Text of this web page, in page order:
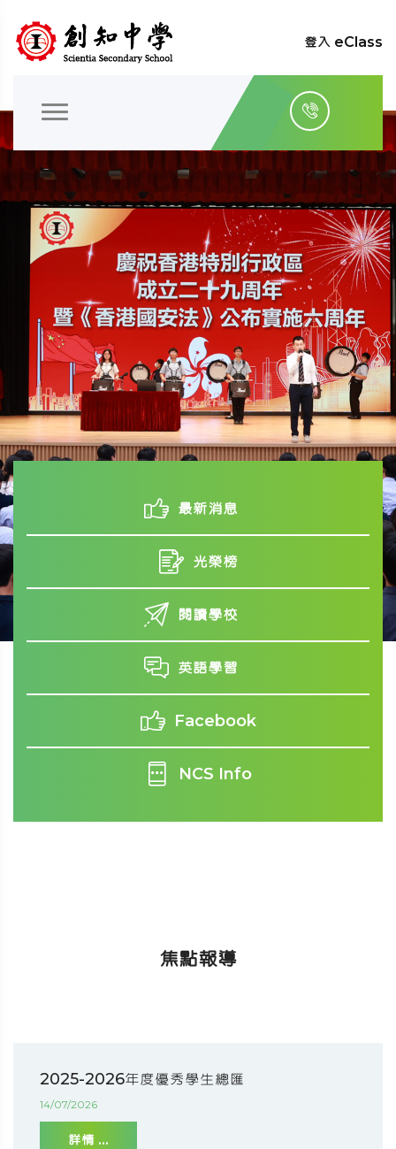
登入 eClass
最新消息
光榮榜
閱讀學校
英語學習
Facebook
NCS Info
焦點報導
2025-2026年度優秀學生總匯
14/07/2026
詳情 ...